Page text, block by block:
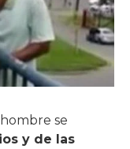
se
y de las